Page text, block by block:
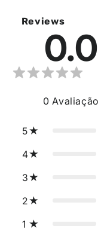
Reviews
0.0
0 Avaliação
5
4
3
2
1